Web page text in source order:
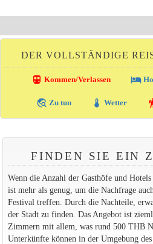
DER VOLLSTÄNDIGE
directions_transit Kommen/Verlassen local_hotel
travel_explore Zu tun thermostat Wetter
FINDEN SIE EIN
Wenn die Anzahl der Gasthöfe und
ist mehr als genug, um die Nachfrage
Festival treffen. Durch die Nachteile,
der Stadt zu finden. Das Angebot ist
Zimmern mit allem, was rund 500 THB
Unterkünfte können in der Umgebung